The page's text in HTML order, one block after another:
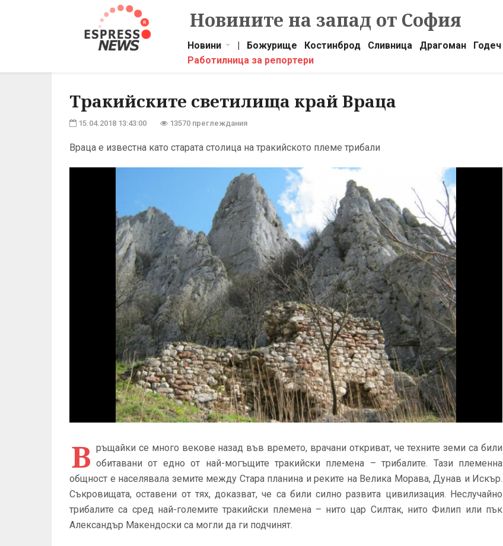
Новините на запад от София
Новини | Божурище Костинброд Сливница Драгоман Годеч
Работилница за репортери
Тракийските светилища край Враца
15.04.2018 13:43:00 13570 преглеждания
Враца е известна като старата столица на тракийското племе трибали
В ръщайки се много векове назад във времето, врачани откриват, че техните земи са били
обитавани от едно от най-могъщите тракийски племена – трибалите. Тази племенна
общност е населявала земите между Стара планина и реките на Велика Морава, Дунав и Искър.
Съкровищата, оставени от тях, доказват, че са били силно развита цивилизация. Неслучайно
трибалите са сред най-големите тракийски племена – нито цар Силтак, нито Филип или пък
Александър Макендоски са могли да ги подчинят.